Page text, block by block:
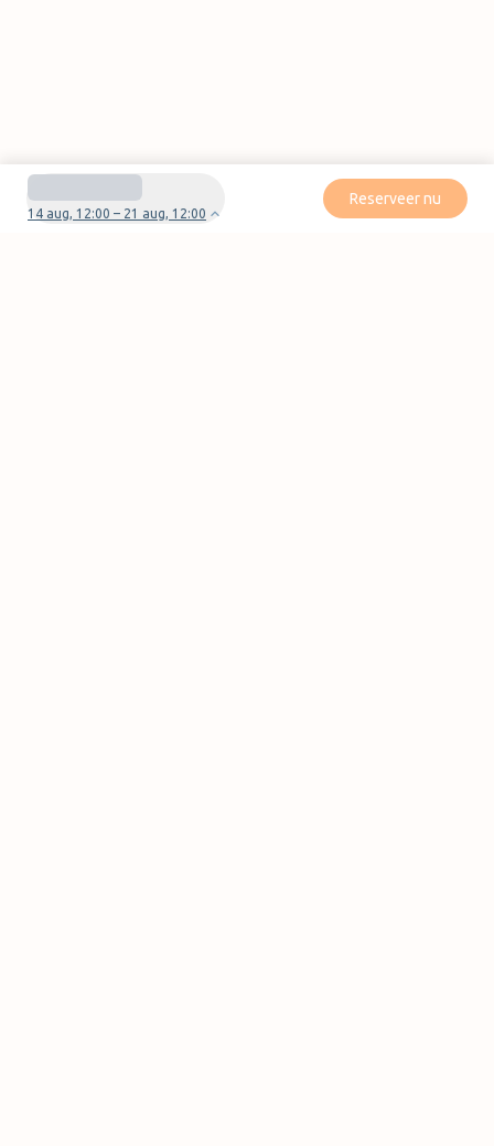
14 aug, 12:00 – 21 aug, 12:00
Reserveer nu